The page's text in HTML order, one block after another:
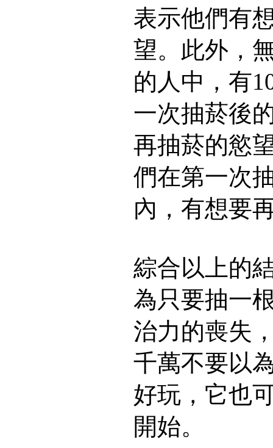
表示他們有
望。此外，
的人中，有
一次抽菸後
再抽菸的慾
們在第一次
內，有想要
綜合以上的
為只要抽一
治力的喪失
千萬不要以
好玩，它也
開始。